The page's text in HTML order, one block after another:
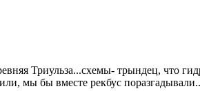
Триульза...схемы- трындец, что
мы бы вместе рекбус